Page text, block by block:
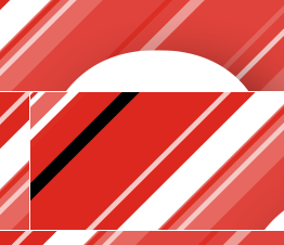
Jozefien Stam
Bregje Van Iperen